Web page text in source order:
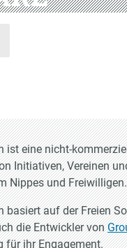
ist eine nicht-
Initiativen, Vereinen
Nippes und Freiwilligen.
basiert auf der Freien
die Entwickler von
für ihr Engagement.